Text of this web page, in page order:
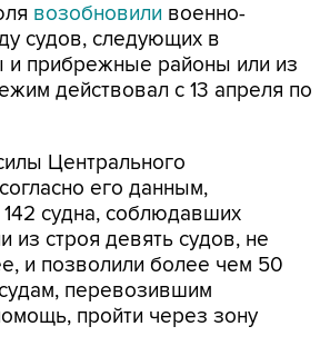
возобновили военно-
судов, следующих в
и прибрежные районы или из
действовал с 13 апреля по
Центрального
его данным,
судна, соблюдавших
из строя девять судов, не
и позволили более чем 50
перевозившим
пройти через зону